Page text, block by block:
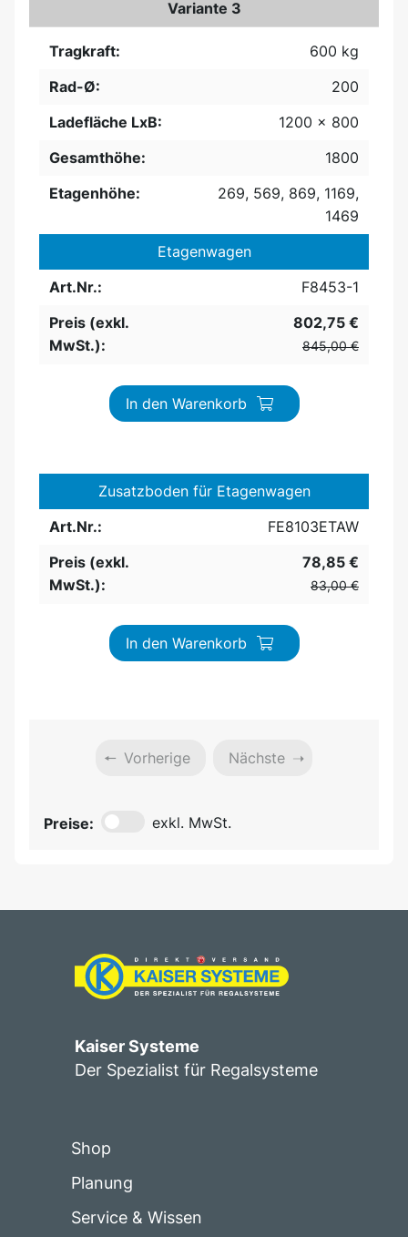
Variante 3
Tragkraft:
600 kg
Rad-Ø:
200
Ladefläche LxB:
1200 x 800
Gesamthöhe:
1800
Etagenhöhe:
269, 569, 869, 1169,
1469
Etagenwagen
Art.Nr.:
F8453-1
Preis (exkl.
MwSt.):
802,75 €
845,00 €
In den Warenkorb
Zusatzboden für Etagenwagen
Art.Nr.:
FE8103ETAW
Preis (exkl.
MwSt.):
78,85 €
83,00 €
In den Warenkorb
Vorherige Nächste
Preise: exkl. MwSt.
Kaiser Systeme
Der Spezialist für Regalsysteme
Shop
Planung
Service & Wissen